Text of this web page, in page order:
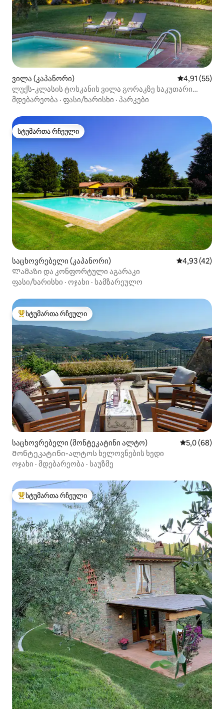
ვილა (კაპანორი) საშუალო
4,91 (55)
ლუქს-კლასის ტოსკანის ვილა გორაკზე საკუთარი
აუზით
მდებარეობა · ფასი/ხარისხი · პარკები
სტუმართა რჩეული
სტუმართა რჩეული
საცხოვრებელი (კაპანორი) საშუალო
4,93 (42)
Ლამაზი და კონფორტული აგარაკი
ფასი/ხარისხი · ოჯახი · სამზარეულო
სტუმართა რჩეული მოწინავე ვარიანტი
სტუმართა რჩეული
საცხოვრებელი (მონტეკატინი ალტო) საშუალო
5,0 (68)
Მონტეკატინი-ალტოს ხელოვნების ხედი
ოჯახი · მდებარეობა · საუზმე
სტუმართა რჩეული მოწინავე ვარიანტი
სტუმართა რჩეული